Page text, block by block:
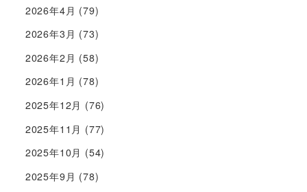
2026年4月 (79)
2026年3月 (73)
2026年2月 (58)
2026年1月 (78)
2025年12月 (76)
2025年11月 (77)
2025年10月 (54)
2025年9月 (78)